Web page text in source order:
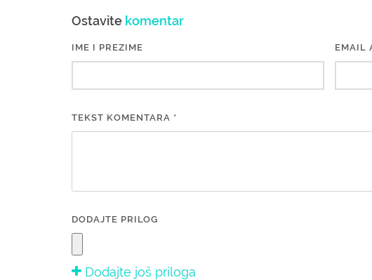
Ostavite komentar
IME I PREZIME EMAIL
TEKST KOMENTARA *
DODAJTE PRILOG
Dodajte još priloga